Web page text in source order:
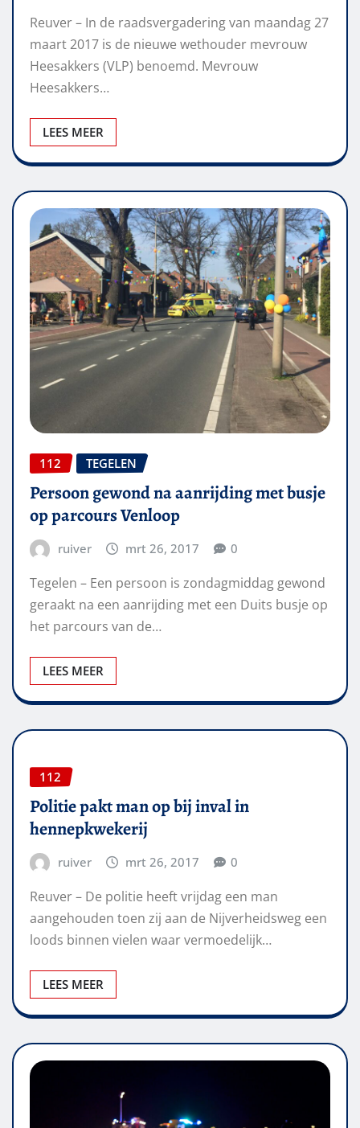
Reuver – In de raadsvergadering van maandag 27
maart 2017 is de nieuwe wethouder mevrouw
Heesakkers (VLP) benoemd. Mevrouw
Heesakkers…
LEES MEER
112 TEGELEN
Persoon gewond na aanrijding met busje
op parcours Venloop
ruiver mrt 26, 2017 0
Tegelen – Een persoon is zondagmiddag gewond
geraakt na een aanrijding met een Duits busje op
het parcours van de…
LEES MEER
112
Politie pakt man op bij inval in
hennepkwekerij
ruiver mrt 26, 2017 0
Reuver – De politie heeft vrijdag een man
aangehouden toen zij aan de Nijverheidsweg een
loods binnen vielen waar vermoedelijk…
LEES MEER